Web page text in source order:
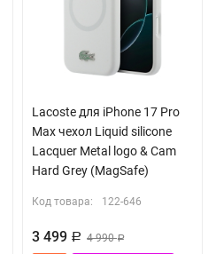
Lacoste для iPhone 17 Pro
Max чехол Liquid silicone
Lacquer Metal logo & Cam
Hard Grey (MagSafe)
Код товара: 122-646
3 499 Р 4 990Р